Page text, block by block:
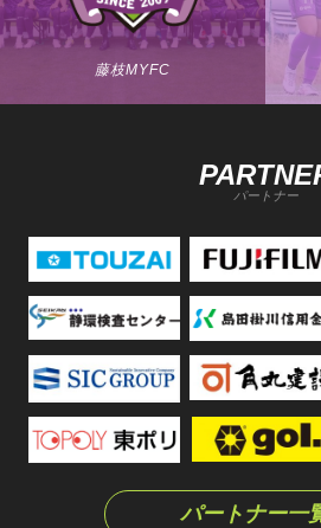
藤枝MYFC
パートナー
パートナー一